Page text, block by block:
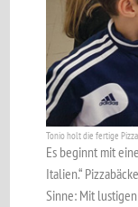
Tonio holt die fertige
Es beginnt mit
Italien.“
Sinne: Mit